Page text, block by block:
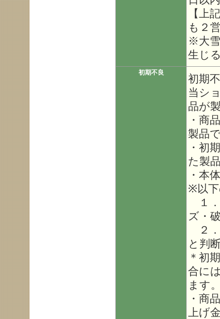
【上
も２
※大
生じ
初期不良
初期
当シ
品が
・商
製品
・初
た製
・本
※以下
１．
ズ・
２．
と判
＊初
合に
ます
・商
上げ